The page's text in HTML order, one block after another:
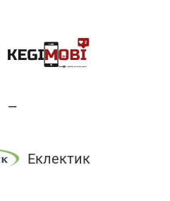
—
Еклектик